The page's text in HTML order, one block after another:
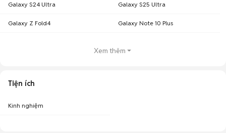
Galaxy S24 Ultra Galaxy S25 Ultra
Galaxy Z Fold4 Galaxy Note 10 Plus
Xem thêm
Tiện ích
Kinh nghiệm